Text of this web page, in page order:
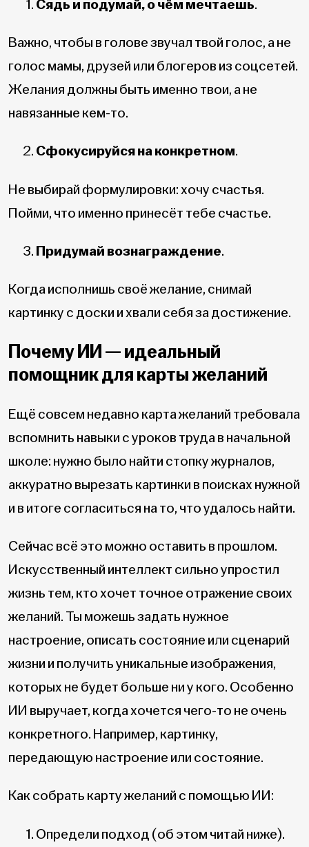
Сядь и подумай, о чём мечтаешь.
Важно, чтобы в голове звучал твой голос, а не
голос мамы, друзей или блогеров из соцсетей.
Желания должны быть именно твои, а не
навязанные кем-то.
Сфокусируйся на конкретном.
Не выбирай формулировки: хочу счастья.
Пойми, что именно принесёт тебе счастье.
Придумай вознаграждение.
Когда исполнишь своё желание, снимай
картинку с доски и хвали себя за достижение.
Почему ИИ — идеальный
помощник для карты желаний
Ещё совсем недавно карта желаний требовала
вспомнить навыки с уроков труда в начальной
школе: нужно было найти стопку журналов,
аккуратно вырезать картинки в поисках нужной
и в итоге согласиться на то, что удалось найти.
Сейчас всё это можно оставить в прошлом.
Искусственный интеллект сильно упростил
жизнь тем, кто хочет точное отражение своих
желаний. Ты можешь задать нужное
настроение, описать состояние или сценарий
жизни и получить уникальные изображения,
которых не будет больше ни у кого. Особенно
ИИ выручает, когда хочется чего-то не очень
конкретного. Например, картинку,
передающую настроение или состояние.
Как собрать карту желаний с помощью ИИ:
Определи подход (об этом читай ниже).